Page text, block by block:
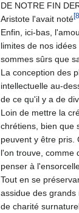
DE NOTRE FIN
Aristote l'avait noté
Enfin, ici-bas,
limites de nos
sommes sûrs que
La conception des
intellectuelle au-
de ce qu'il y a de
Loin de mettre la
chrétiens, bien que
peuvent y être pris.
l'on trouve, comme
penser à
Tout en se
assidue des
de charité